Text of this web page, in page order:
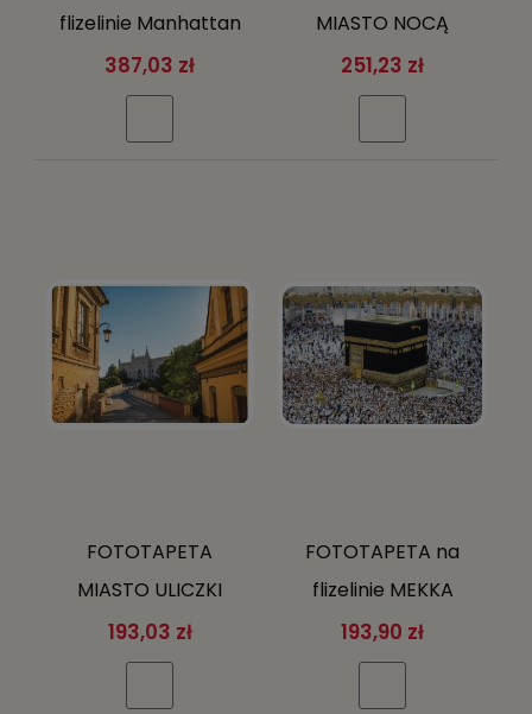
flizelinie Manhattan
Bridge NOWY YORK
Brooklyn + klej gratis
387,03 zł
MIASTO NOCĄ
FOTOTAPETY
251,23 zł
FOTOTAPETA
MIASTO ULICZKI
FOTOTAPETY
193,03 zł
FOTOTAPETA na
flizelinie MEKKA
pielgrzymi Arabia +
klej gratis
193,90 zł